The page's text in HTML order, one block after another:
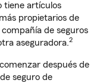
tiene artículos
propietarios de
de seguros
aseguradora.2
después de
seguro de